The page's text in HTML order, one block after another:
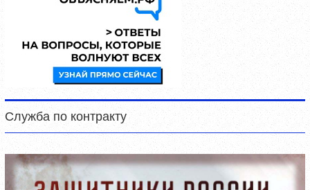
Служба по контракту